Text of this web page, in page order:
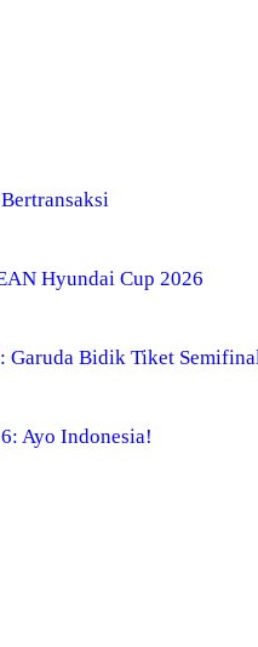
Hyundai Cup 2026
Garuda Bidik Tiket
Ayo Indonesia!